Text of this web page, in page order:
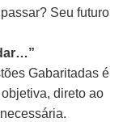
Seu futuro
Gabaritadas é
direto ao